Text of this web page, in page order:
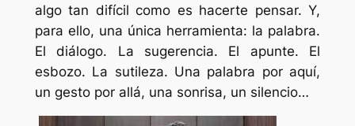
algo tan difícil como es hacerte pensar. Y,
para ello, una única herramienta: la palabra.
El diálogo. La sugerencia. El apunte. El
esbozo. La sutileza. Una palabra por aquí,
un gesto por allá, una sonrisa, un silencio…